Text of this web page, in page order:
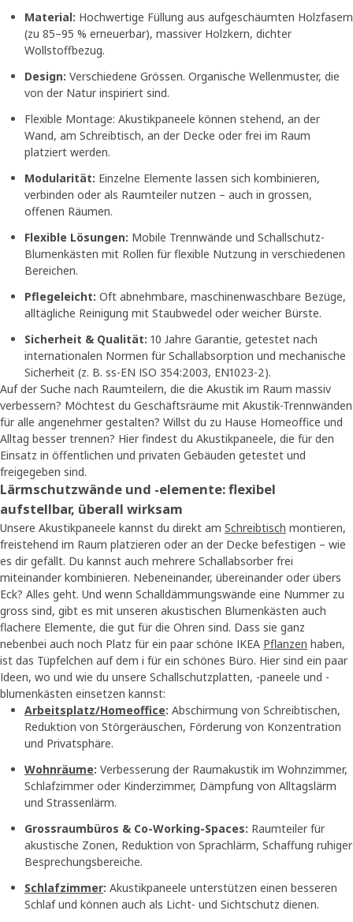
Material: Hochwertige Füllung aus aufgeschäumten Holzfasern
(zu 85–95 % erneuerbar), massiver Holzkern, dichter
Wollstoffbezug.
Design: Verschiedene Grössen. Organische Wellenmuster, die
von der Natur inspiriert sind.
Flexible Montage: Akustikpaneele können stehend, an der
Wand, am Schreibtisch, an der Decke oder frei im Raum
platziert werden.
Modularität: Einzelne Elemente lassen sich kombinieren,
verbinden oder als Raumteiler nutzen – auch in grossen,
offenen Räumen.
Flexible Lösungen: Mobile Trennwände und Schallschutz-
Blumenkästen mit Rollen für flexible Nutzung in verschiedenen
Bereichen.
Pflegeleicht: Oft abnehmbare, maschinenwaschbare Bezüge,
alltägliche Reinigung mit Staubwedel oder weicher Bürste.
Sicherheit & Qualität: 10 Jahre Garantie, getestet nach
internationalen Normen für Schallabsorption und mechanische
Sicherheit (z. B. ss-EN ISO 354:2003, EN1023-2).
Auf der Suche nach Raumteilern, die die Akustik im Raum massiv
verbessern? Möchtest du Geschäftsräume mit Akustik-Trennwänden
für alle angenehmer gestalten? Willst du zu Hause Homeoffice und
Alltag besser trennen? Hier findest du Akustikpaneele, die für den
Einsatz in öffentlichen und privaten Gebäuden getestet und
freigegeben sind.
Lärmschutzwände und -elemente: flexibel
aufstellbar, überall wirksam
Unsere Akustikpaneele kannst du direkt am Schreibtisch montieren,
freistehend im Raum platzieren oder an der Decke befestigen – wie
es dir gefällt. Du kannst auch mehrere Schallabsorber frei
miteinander kombinieren. Nebeneinander, übereinander oder übers
Eck? Alles geht. Und wenn Schalldämmungswände eine Nummer zu
gross sind, gibt es mit unseren akustischen Blumenkästen auch
flachere Elemente, die gut für die Ohren sind. Dass sie ganz
nebenbei auch noch Platz für ein paar schöne IKEA Pflanzen haben,
ist das Tüpfelchen auf dem i für ein schönes Büro. Hier sind ein paar
Ideen, wo und wie du unsere Schallschutzplatten, -paneele und -
blumenkästen einsetzen kannst:
Arbeitsplatz/Homeoffice: Abschirmung von Schreibtischen,
Reduktion von Störgeräuschen, Förderung von Konzentration
und Privatsphäre.
Wohnräume: Verbesserung der Raumakustik im Wohnzimmer,
Schlafzimmer oder Kinderzimmer, Dämpfung von Alltagslärm
und Strassenlärm.
Grossraumbüros & Co-Working-Spaces: Raumteiler für
akustische Zonen, Reduktion von Sprachlärm, Schaffung ruhiger
Besprechungsbereiche.
Schlafzimmer: Akustikpaneele unterstützen einen besseren
Schlaf und können auch als Licht- und Sichtschutz dienen.